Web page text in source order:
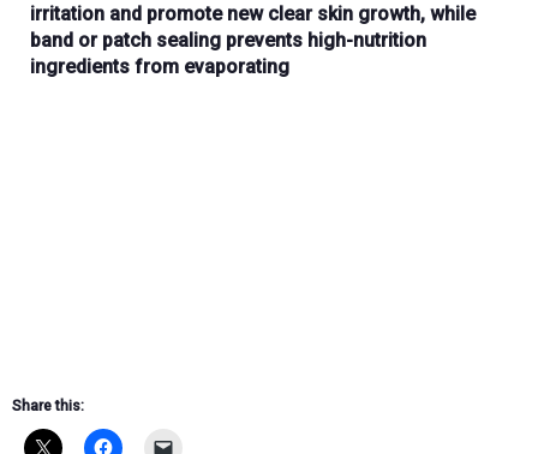
irritation and promote new clear skin growth, while
band or patch sealing prevents high-nutrition
ingredients from evaporating
Share this: